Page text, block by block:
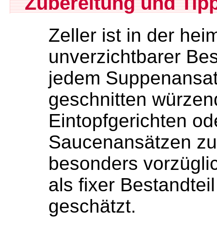
Zeller ist in der
unverzichtbarer
jedem
geschnitten
Eintopfgerichten
Saucenansätzen
besonders
als fixer
geschätzt.